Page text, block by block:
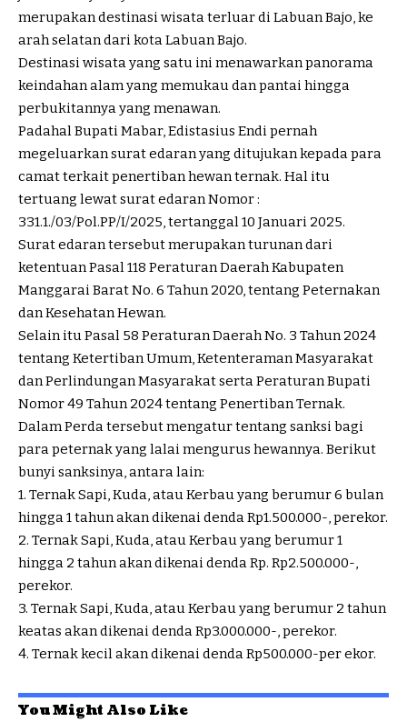
merupakan destinasi wisata terluar di Labuan Bajo, ke
arah selatan dari kota Labuan Bajo.
Destinasi wisata yang satu ini menawarkan panorama
keindahan alam yang memukau dan pantai hingga
perbukitannya yang menawan.
Padahal Bupati Mabar, Edistasius Endi pernah
megeluarkan surat edaran yang ditujukan kepada para
camat terkait penertiban hewan ternak. Hal itu
tertuang lewat surat edaran Nomor :
331.1./03/Pol.PP/I/2025, tertanggal 10 Januari 2025.
Surat edaran tersebut merupakan turunan dari
ketentuan Pasal 118 Peraturan Daerah Kabupaten
Manggarai Barat No. 6 Tahun 2020, tentang Peternakan
dan Kesehatan Hewan.
Selain itu Pasal 58 Peraturan Daerah No. 3 Tahun 2024
tentang Ketertiban Umum, Ketenteraman Masyarakat
dan Perlindungan Masyarakat serta Peraturan Bupati
Nomor 49 Tahun 2024 tentang Penertiban Ternak.
Dalam Perda tersebut mengatur tentang sanksi bagi
para peternak yang lalai mengurus hewannya. Berikut
bunyi sanksinya, antara lain:
1. Ternak Sapi, Kuda, atau Kerbau yang berumur 6 bulan
hingga 1 tahun akan dikenai denda Rp1.500.000-, perekor.
2. Ternak Sapi, Kuda, atau Kerbau yang berumur 1
hingga 2 tahun akan dikenai denda Rp. Rp2.500.000-,
perekor.
3. Ternak Sapi, Kuda, atau Kerbau yang berumur 2 tahun
keatas akan dikenai denda Rp3.000.000-, perekor.
4. Ternak kecil akan dikenai denda Rp500.000-per ekor.
You Might Also Like